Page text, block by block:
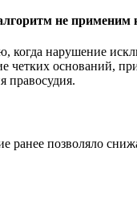
не применим
нарушение
оснований,
правосудия.
ранее позволяло